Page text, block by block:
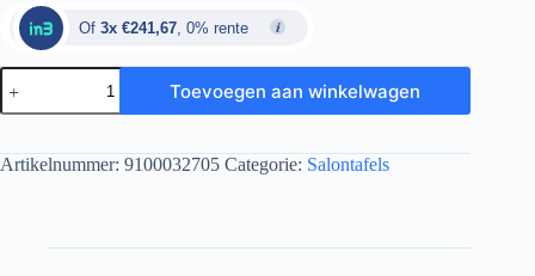
Of 3x €241,67, 0% rente
Toevoegen aan winkelwagen
Artikelnummer: 9100032705 Categorie: Salontafels